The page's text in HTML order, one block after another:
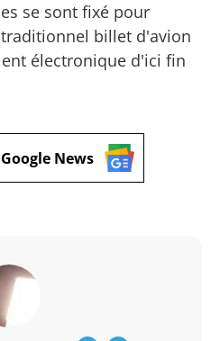
se sont fixé pour
billet d'avion
électronique d'ici fin
News